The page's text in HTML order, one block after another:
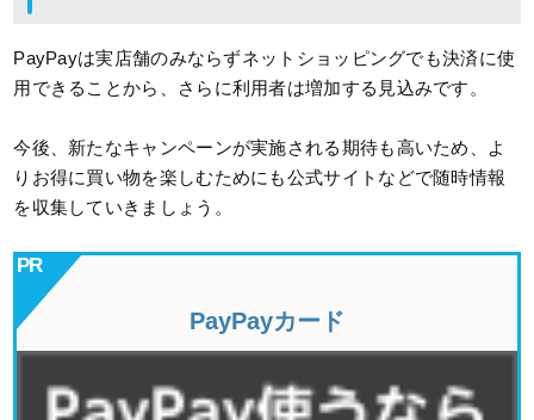
PayPayは実店舗のみならずネットショッピングでも決済に使
用できることから、さらに利用者は増加する見込みです。
今後、新たなキャンペーンが実施される期待も高いため、よ
りお得に買い物を楽しむためにも公式サイトなどで随時情報
を収集していきましょう。
PayPayカード